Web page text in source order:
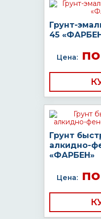
Грунт-
45
Цена:по
Грунт
алкидно-
«ФАРБЕН»
Цена:по